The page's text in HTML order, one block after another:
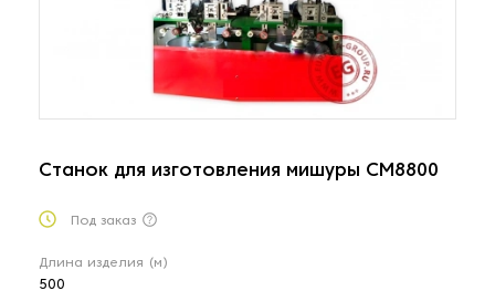
Станок для изготовления мишуры CM8800
Под заказ
Длина изделия (м)
500